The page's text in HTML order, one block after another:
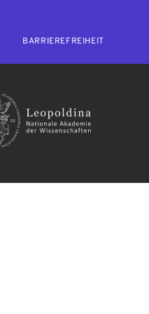
BARRIEREFREIHEIT